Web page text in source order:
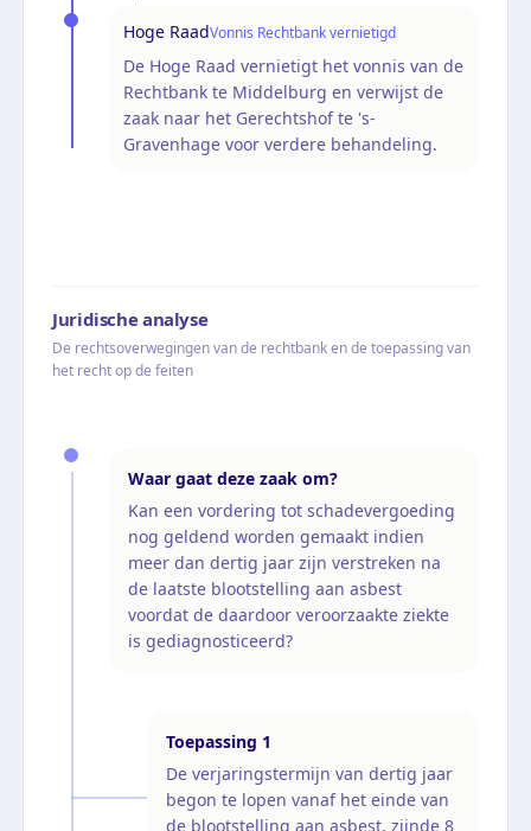
Hoge RaadVonnis Rechtbank vernietigd
De Hoge Raad vernietigt het vonnis van de
Rechtbank te Middelburg en verwijst de
zaak naar het Gerechtshof te 's-
Gravenhage voor verdere behandeling.
Juridische analyse
De rechtsoverwegingen van de rechtbank en de toepassing van
het recht op de feiten
Waar gaat deze zaak om?
Kan een vordering tot schadevergoeding
nog geldend worden gemaakt indien
meer dan dertig jaar zijn verstreken na
de laatste blootstelling aan asbest
voordat de daardoor veroorzaakte ziekte
is gediagnosticeerd?
Toepassing 1
De verjaringstermijn van dertig jaar
begon te lopen vanaf het einde van
de blootstelling aan asbest, zijnde 8